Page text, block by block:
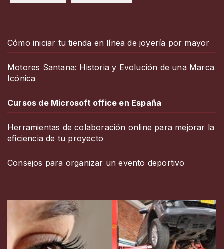
Cómo iniciar tu tienda en línea de joyería por mayor
Motores Santana: Historia y Evolución de una Marca
Icónica
Cursos de Microsoft office en España
Herramientas de colaboración online para mejorar la
eficiencia de tu proyecto
Consejos para organizar un evento deportivo